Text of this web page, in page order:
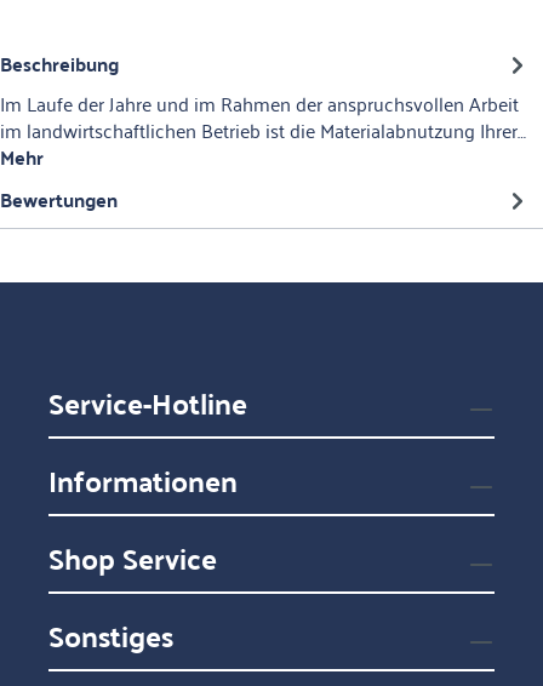
Beschreibung
Im Laufe der Jahre und im Rahmen der anspruchsvollen Arbeit
im landwirtschaftlichen Betrieb ist die Materialabnutzung Ihrer…
Mehr
Bewertungen
Service-Hotline
Informationen
Shop Service
Sonstiges